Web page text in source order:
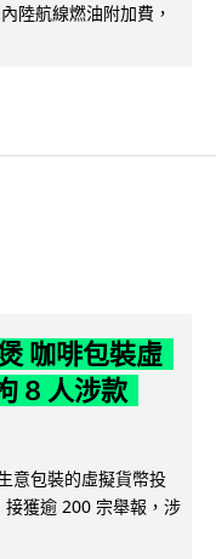
陸航線燃油附加費，
咖啡包裝虛
8 人涉款
意包裝的虛擬貨幣投
獲逾 200 宗舉報，涉